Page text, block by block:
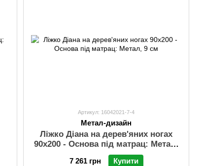
Артикул: 16042021-7-4
Метал-дизайн
Ліжко Діана на дерев'яних ногах
90х200 - Основа під матрац: Метал,
9 см
7 261 грн Купити